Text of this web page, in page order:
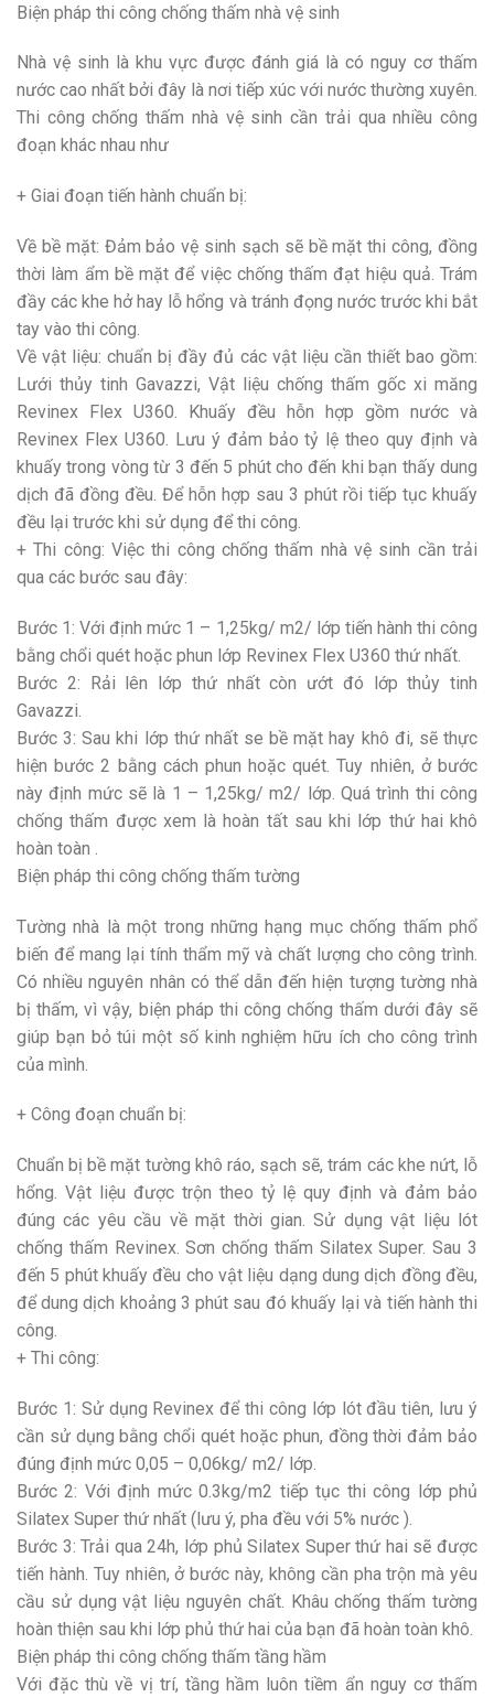
Biện pháp thi công chống thấm nhà vệ sinh
Nhà vệ sinh là khu vực được đánh giá là có nguy cơ thấm
nước cao nhất bởi đây là nơi tiếp xúc với nước thường xuyên.
Thi công chống thấm nhà vệ sinh cần trải qua nhiều công
đoạn khác nhau như
+ Giai đoạn tiến hành chuẩn bị:
Về bề mặt: Đảm bảo vệ sinh sạch sẽ bề mặt thi công, đồng
thời làm ẩm bề mặt để việc chống thấm đạt hiệu quả. Trám
đầy các khe hở hay lỗ hổng và tránh đọng nước trước khi bắt
tay vào thi công.
Về vật liệu: chuẩn bị đầy đủ các vật liệu cần thiết bao gồm:
Lưới thủy tinh Gavazzi, Vật liệu chống thấm gốc xi măng
Revinex Flex U360. Khuấy đều hỗn hợp gồm nước và
Revinex Flex U360. Lưu ý đảm bảo tỷ lệ theo quy định và
khuấy trong vòng từ 3 đến 5 phút cho đến khi bạn thấy dung
dịch đã đồng đều. Để hỗn hợp sau 3 phút rồi tiếp tục khuấy
đều lại trước khi sử dụng để thi công.
+ Thi công: Việc thi công chống thấm nhà vệ sinh cần trải
qua các bước sau đây:
Bước 1: Với định mức 1 – 1,25kg/ m2/ lớp tiến hành thi công
bằng chổi quét hoặc phun lớp Revinex Flex U360 thứ nhất.
Bước 2: Rải lên lớp thứ nhất còn ướt đó lớp thủy tinh
Gavazzi.
Bước 3: Sau khi lớp thứ nhất se bề mặt hay khô đi, sẽ thực
hiện bước 2 bằng cách phun hoặc quét. Tuy nhiên, ở bước
này định mức sẽ là 1 – 1,25kg/ m2/ lớp. Quá trình thi công
chống thấm được xem là hoàn tất sau khi lớp thứ hai khô
hoàn toàn .
Biện pháp thi công chống thấm tường
Tường nhà là một trong những hạng mục chống thấm phổ
biến để mang lại tính thẩm mỹ và chất lượng cho công trình.
Có nhiều nguyên nhân có thể dẫn đến hiện tượng tường nhà
bị thấm, vì vậy, biện pháp thi công chống thấm dưới đây sẽ
giúp bạn bỏ túi một số kinh nghiệm hữu ích cho công trình
của mình.
+ Công đoạn chuẩn bị:
Chuẩn bị bề mặt tường khô ráo, sạch sẽ, trám các khe nứt, lỗ
hổng. Vật liệu được trộn theo tỷ lệ quy định và đảm bảo
đúng các yêu cầu về mặt thời gian. Sử dụng vật liệu lót
chống thấm Revinex. Sơn chống thấm Silatex Super. Sau 3
đến 5 phút khuấy đều cho vật liệu dạng dung dịch đồng đều,
để dung dịch khoảng 3 phút sau đó khuấy lại và tiến hành thi
công.
+ Thi công:
Bước 1: Sử dụng Revinex để thi công lớp lót đầu tiên, lưu ý
cần sử dụng bằng chổi quét hoặc phun, đồng thời đảm bảo
đúng định mức 0,05 – 0,06kg/ m2/ lớp.
Bước 2: Với định mức 0.3kg/m2 tiếp tục thi công lớp phủ
Silatex Super thứ nhất (lưu ý, pha đều với 5% nước ).
Bước 3: Trải qua 24h, lớp phủ Silatex Super thứ hai sẽ được
tiến hành. Tuy nhiên, ở bước này, không cần pha trộn mà yêu
cầu sử dụng vật liệu nguyên chất. Khâu chống thấm tường
hoàn thiện sau khi lớp phủ thứ hai của bạn đã hoàn toàn khô.
Biện pháp thi công chống thấm tầng hầm
Với đặc thù về vị trí, tầng hầm luôn tiềm ẩn nguy cơ thấm